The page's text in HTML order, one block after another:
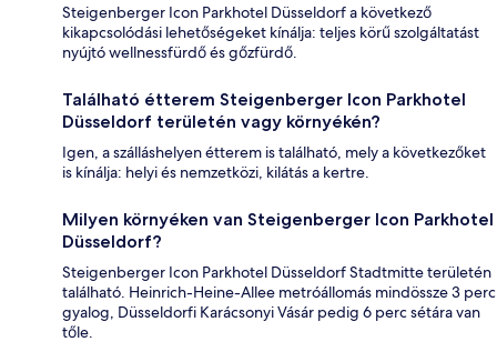
Steigenberger Icon Parkhotel Düsseldorf a következő
kikapcsolódási lehetőségeket kínálja: teljes körű szolgáltatást
nyújtó wellnessfürdő és gőzfürdő.
Található étterem Steigenberger Icon Parkhotel
Düsseldorf területén vagy környékén?
Igen, a szálláshelyen étterem is található, mely a következőket
is kínálja: helyi és nemzetközi, kilátás a kertre.
Milyen környéken van Steigenberger Icon Parkhotel
Düsseldorf?
Steigenberger Icon Parkhotel Düsseldorf Stadtmitte területén
található. Heinrich-Heine-Allee metróállomás mindössze 3 perc
gyalog, Düsseldorfi Karácsonyi Vásár pedig 6 perc sétára van
tőle.